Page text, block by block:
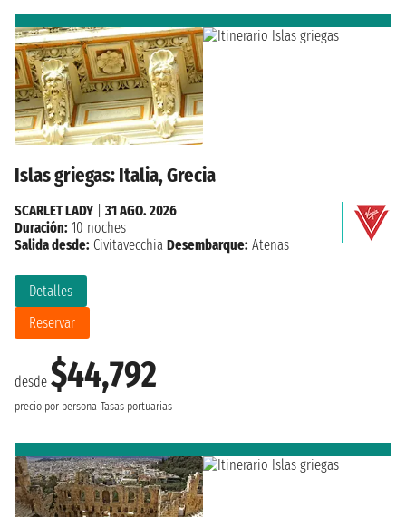
Islas griegas: Italia, Grecia
desde $44,792
precio por persona Tasas portuarias
Detalles
Reservar
SCARLET LADY
31 AGO. 2026
Duración: 10 noches
Salida desde: Civitavecchia Desembarque: Atenas